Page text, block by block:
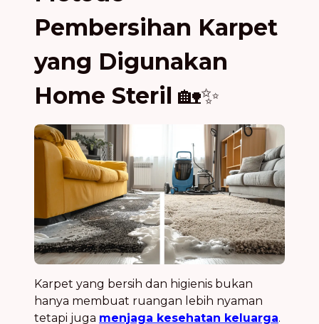
Pembersihan Karpet
yang Digunakan
Home Steril 🏡✨
Karpet yang bersih dan higienis bukan
hanya membuat ruangan lebih nyaman
tetapi juga menjaga kesehatan keluarga.